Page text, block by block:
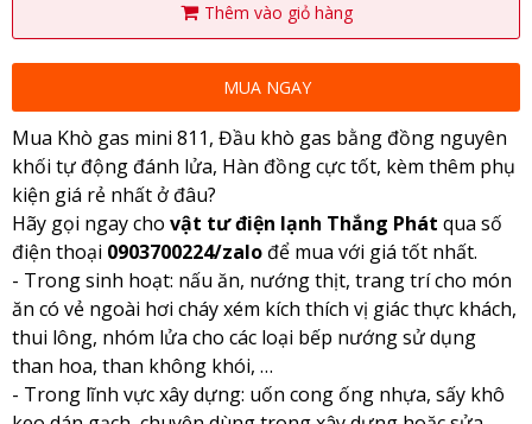
Thêm vào giỏ hàng
MUA NGAY
Mua Khò gas mini 811, Đầu khò gas bằng đồng nguyên
khối tự động đánh lửa, Hàn đồng cực tốt, kèm thêm phụ
kiện giá rẻ nhất ở đâu?
Hãy gọi ngay cho vật tư điện lạnh Thắng Phát qua số
điện thoại 0903700224/zalo để mua với giá tốt nhất.
- Trong sinh hoạt: nấu ăn, nướng thịt, trang trí cho món
ăn có vẻ ngoài hơi cháy xém kích thích vị giác thực khách,
thui lông, nhóm lửa cho các loại bếp nướng sử dụng
than hoa, than không khói, …
- Trong lĩnh vực xây dựng: uốn cong ống nhựa, sấy khô